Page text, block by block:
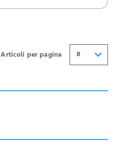
Articoli per pagina
8